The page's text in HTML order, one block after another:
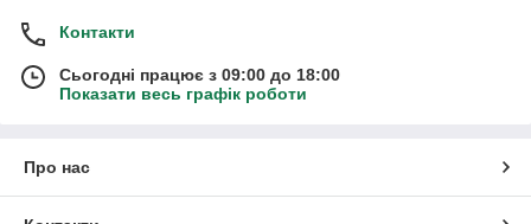
Контакти
Сьогодні працює з 09:00 до 18:00
Показати весь графік роботи
Про нас